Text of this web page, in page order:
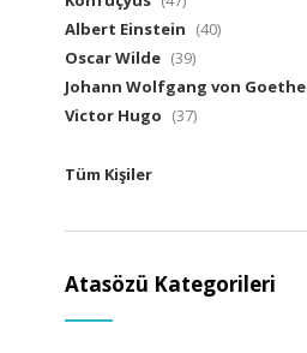
Albert Einstein (40)
Oscar Wilde (39)
Johann Wolfgang von Goethe
Victor Hugo (37)
Tüm Kişiler
Atasözü Kategorileri